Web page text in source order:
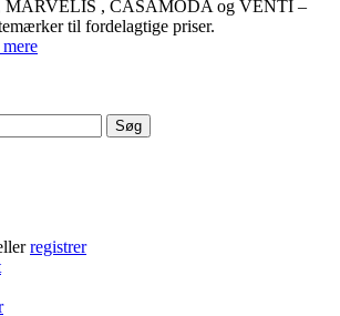
MARVELIS , CASAMODA og VENTI –
til fordelagtige priser.
Søg
registrer